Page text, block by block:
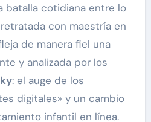
batalla cotidiana entre lo
con maestría en
de manera fiel una
y analizada por los
: el auge de los
digitales» y un cambio
infantil en línea.